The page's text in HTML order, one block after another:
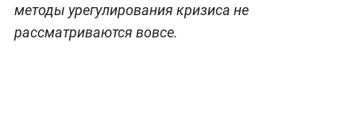
методы урегулирования кризиса не
рассматриваются вовсе.